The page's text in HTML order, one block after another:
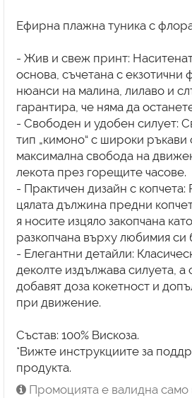
Ефирна плажна туника с
- Жив и свеж принт:
основа, съчетана с екзотични
нюанси на малина, лилаво и
гарантира, че няма да
- Свободен и удобен силует:
тип „кимоно“ с широки ръкави
максимална свобода на
лекота през горещите часове.
- Практичен дизайн с
цялата дължина предни
я носите изцяло закопчана
разкопчана върху любимия си
- Елегантни детайли:
деколте издължава силуета, а
добавят доза кокетност и
при движение.
Състав: 100% Вискоза.
*Вижте инструкциите за
продукта.
Промоцията е валидна само